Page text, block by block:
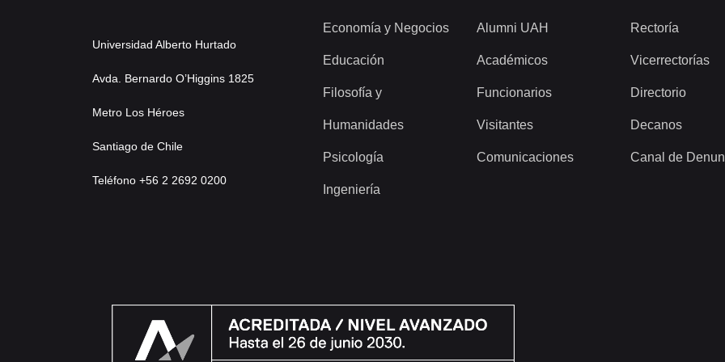
Universidad Alberto Hurtado
Avda. Bernardo O’Higgins 1825
Metro Los Héroes
Santiago de Chile
Teléfono +56 2 2692 0200
Economía y Negocios
Educación
Filosofía y
Humanidades
Psicología
Ingeniería
Alumni UAH
Académicos
Funcionarios
Visitantes
Comunicaciones
Rectoría
Vicerrectorías
Directorio
Decanos
Canal de